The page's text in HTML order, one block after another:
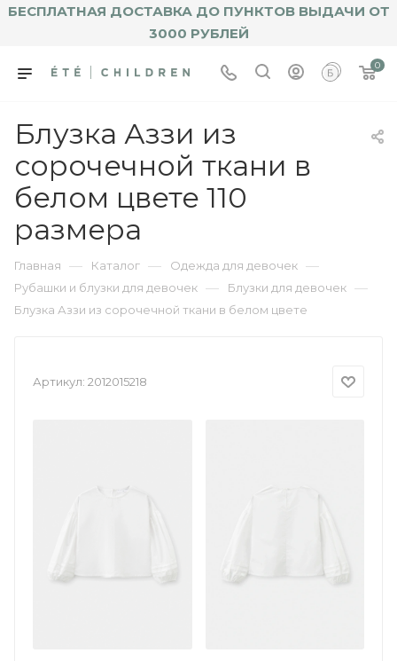
БЕСПЛАТНАЯ ДОСТАВКА ДО ПУНКТОВ ВЫДАЧИ ОТ
3000 РУБЛЕЙ
0
Блузка Аззи из
сорочечной ткани в
белом цвете 110
размера
Главная — Каталог — Одежда для девочек —
Рубашки и блузки для девочек — Блузки для девочек —
Блузка Аззи из сорочечной ткани в белом цвете
Артикул: 2012015218